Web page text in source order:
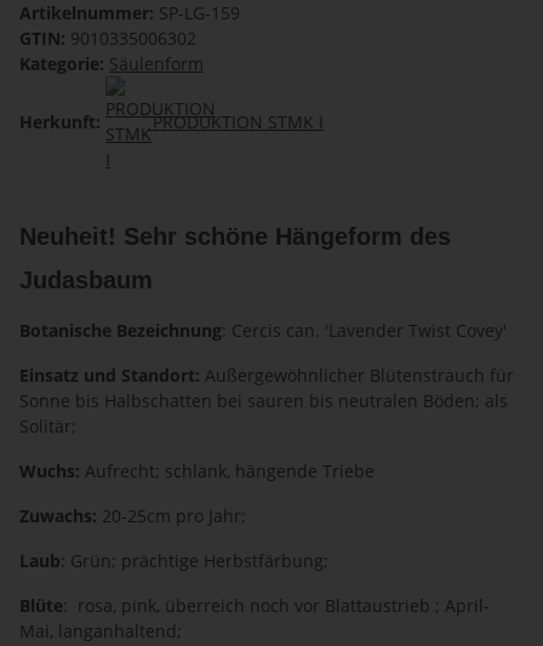
Artikelnummer: SP-LG-159
GTIN: 9010335006302
Kategorie: Säulenform
Herkunft: PRODUKTION STMK I
Neuheit! Sehr schöne Hängeform des
Judasbaum
Botanische Bezeichnung: Cercis can. 'Lavender Twist Covey'
Einsatz und Standort: Außergewöhnlicher Blütenstrauch für
Sonne bis Halbschatten bei sauren bis neutralen Böden; als
Solitär;
Wuchs: Aufrecht; schlank, hängende Triebe
Zuwachs: 20-25cm pro Jahr;
Laub: Grün; prächtige Herbstfärbung;
Blüte: rosa, pink, überreich noch vor Blattaustrieb ; April-
Mai, langanhaltend;